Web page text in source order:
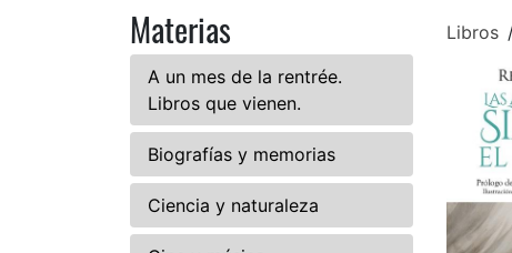
Materias
A un mes de la rentrée.
Libros que vienen.
Biografías y memorias
Ciencia y naturaleza
Libros